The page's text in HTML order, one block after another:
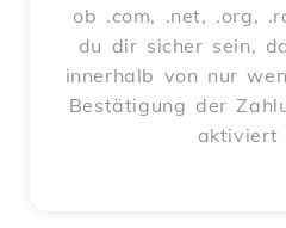
ob .com, .net, .org,
du dir sicher sein,
innerhalb von nur
Bestätigung der
aktiviert